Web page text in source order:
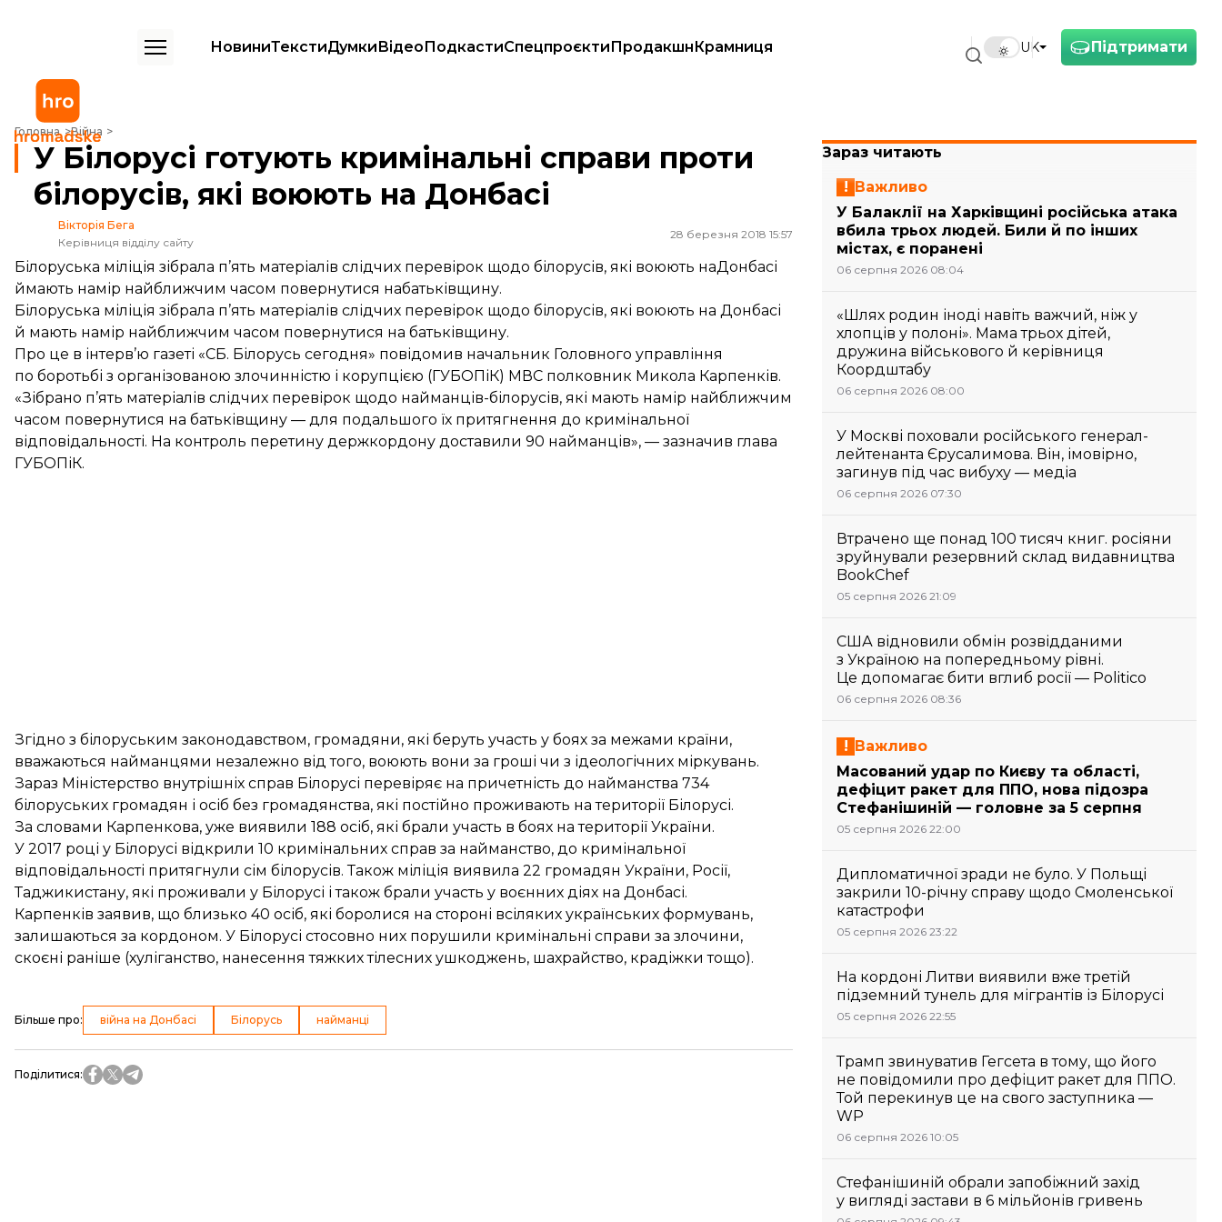
Підтримати
UK
НовиниТекстиДумкиВідеоПодкастиСпецпроєктиПродакшнКрамниця
Головна Війна
У Білорусі готують кримінальні справи проти білорусів, які воюють на Донбасі
У Білорусі готують кримінальні справи проти
білорусів, які воюють на Донбасі
Вікторія Бега
Керівниця відділу сайту
28 березня 2018 15:57
Білоруська міліція зібрала п’ять матеріалів слідчих перевірок щодо білорусів, які воюють наДонбасі
ймають намір найближчим часом повернутися набатьківщину.
Білоруська міліція зібрала п’ять матеріалів слідчих перевірок щодо білорусів, які воюють на Донбасі
й мають намір найближчим часом повернутися на батьківщину.
Про це в інтерв’ю газеті «СБ. Білорусь сегодня» повідомив начальник Головного управління
по боротьбі з організованою злочинністю і корупцією (ГУБОПіК) МВС полковник Микола Карпенків.
«Зібрано п’ять матеріалів слідчих перевірок щодо найманців-білорусів, які мають намір найближчим
часом повернутися на батьківщину — для подальшого їх притягнення до кримінальної
відповідальності. На контроль перетину держкордону доставили 90 найманців», — зазначив глава
ГУБОПіК.
Згідно з білоруським законодавством, громадяни, які беруть участь у боях за межами країни,
вважаються найманцями незалежно від того, воюють вони за гроші чи з ідеологічних міркувань.
Зараз Міністерство внутрішніх справ Білорусі перевіряє на причетність до найманства 734
білоруських громадян і осіб без громадянства, які постійно проживають на території Білорусі.
За словами Карпенкова, уже виявили 188 осіб, які брали участь в боях на території України.
У 2017 році у Білорусі відкрили 10 кримінальних справ за найманство, до кримінальної
відповідальності притягнули сім білорусів. Також міліція виявила 22 громадян України, Росії,
Таджикистану, які проживали у Білорусі і також брали участь у воєнних діях на Донбасі.
Карпенків заявив, що близько 40 осіб, які боролися на стороні всіляких українських формувань,
залишаються за кордоном. У Білорусі стосовно них порушили кримінальні справи за злочини,
скоєні раніше (хуліганство, нанесення тяжких тілесних ушкоджень, шахрайство, крадіжки тощо).
Більше про: війна на Донбасі Білорусь найманці
Поділитися:
Зараз читають
Важливо
У Балаклії на Харківщині російська атака
вбила трьох людей. Били й по інших
містах, є поранені
06 серпня 2026 08:04
«Шлях родин іноді навіть важчий, ніж у
хлопців у полоні». Мама трьох дітей,
дружина військового й керівниця
Коордштабу
06 серпня 2026 08:00
У Москві поховали російського генерал-
лейтенанта Єрусалимова. Він, імовірно,
загинув під час вибуху — медіа
06 серпня 2026 07:30
Втрачено ще понад 100 тисяч книг. росіяни
зруйнували резервний склад видавництва
BookChef
05 серпня 2026 21:09
США відновили обмін розвідданими
з Україною на попередньому рівні.
Це допомагає бити вглиб росії — Politico
06 серпня 2026 08:36
Важливо
Масований удар по Києву та області,
дефіцит ракет для ППО, нова підозра
Стефанішиній — головне за 5 серпня
05 серпня 2026 22:00
Дипломатичної зради не було. У Польщі
закрили 10-річну справу щодо Смоленської
катастрофи
05 серпня 2026 23:22
На кордоні Литви виявили вже третій
підземний тунель для мігрантів із Білорусі
05 серпня 2026 22:55
Трамп звинуватив Гегсета в тому, що його
не повідомили про дефіцит ракет для ППО.
Той перекинув це на свого заступника —
WP
06 серпня 2026 10:05
Стефанішиній обрали запобіжний захід
у вигляді застави в 6 мільйонів гривень